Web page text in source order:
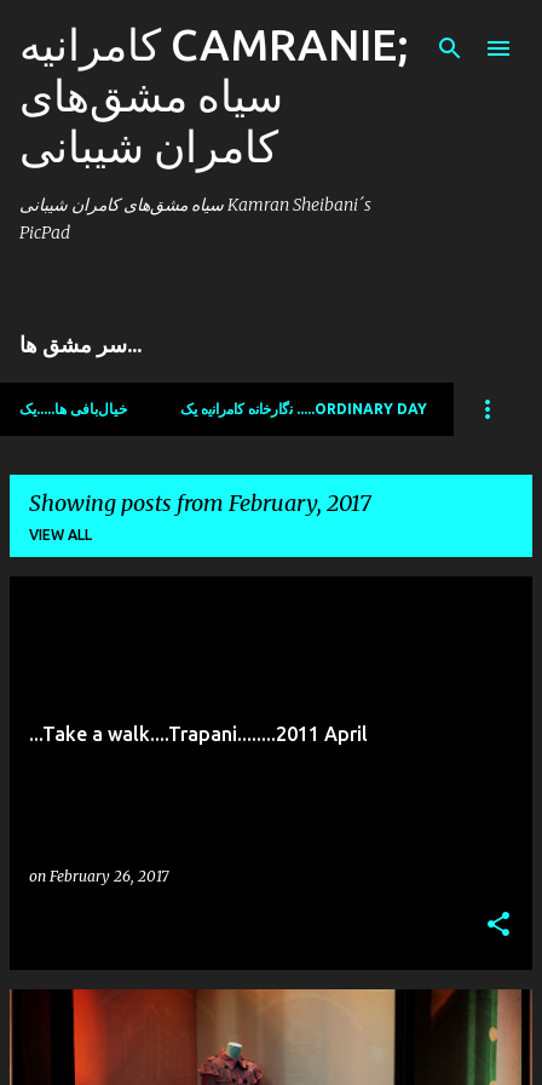
Skip to main content
کامرانیه CAMRANIE;
سیاه مشق‌های
کامران شیبانی
سیاه مشق‌های کامران شیبانی Kamran Sheibani´s
PicPad
سر مشق ها...
خیال‌بافی ها.....یک ﻧﮔﺍﺭﺧﺍﻧﻩ ﻛﺍﻣﺭﺍﻧﯾﻩ یک .....ORDINARY DAY
Showing posts from February, 2017
VIEW ALL
...Take a walk....Trapani........2011 April
on February 26, 2017